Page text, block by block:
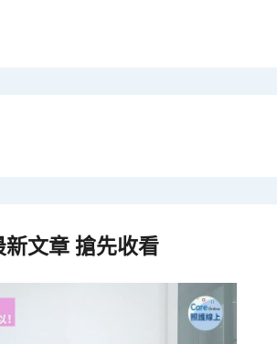
新文章 搶先收看